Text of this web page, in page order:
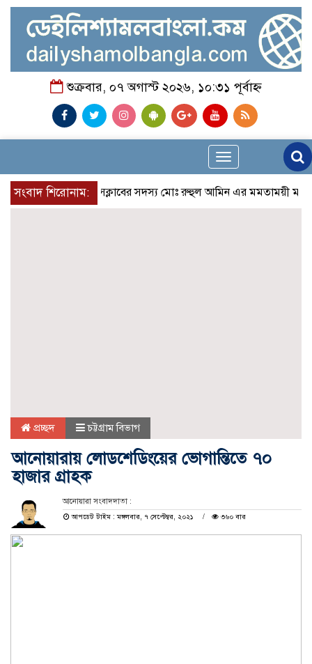
শুক্রবার, ০৭ অগাস্ট ২০২৬, ১০:৩১ পূর্বাহ্ন
Toggle
navigation
সংবাদ শিরোনাম:
রুপনগর প্রেসক্লাবের সদস্য মোঃ রুহুল আমিন এর মমতাময়ী মায়ের
প্রচ্ছদ চট্টগ্রাম বিভাগ
আনোয়ারায় লোডশেডিংয়ের ভোগান্তিতে ৭০
হাজার গ্রাহক
আনোয়ারা সংবাদদাতা :
আপডেট টাইম : মঙ্গলবার, ৭ সেপ্টেম্বর, ২০২১
৩৬০ বার